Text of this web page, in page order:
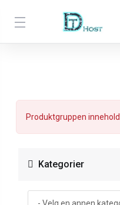
Produktgruppen
Kategorier